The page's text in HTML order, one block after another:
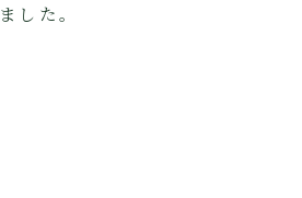
した。